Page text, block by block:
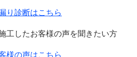
り診断はこちら
工したお客様の声を聞きたい方
様の声はこちら